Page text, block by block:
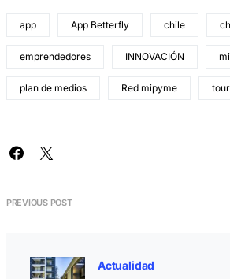
app App Betterfly chile
emprendedores INNOVACIÓN
plan de medios Red mipyme
PREVIOUS POST
Actualidad